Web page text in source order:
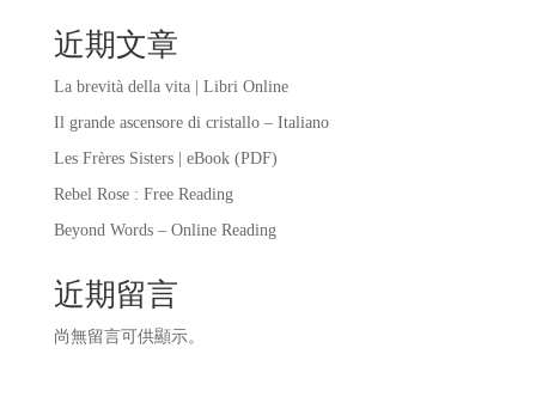
近期文章
La brevità della vita | Libri Online
Il grande ascensore di cristallo – Italiano
Les Frères Sisters | eBook (PDF)
Rebel Rose : Free Reading
Beyond Words – Online Reading
近期留言
尚無留言可供顯示。